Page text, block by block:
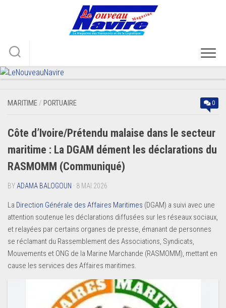
MARITIME / PORTUAIRE 0
Côte d’Ivoire/Prétendu malaise dans le secteur
maritime : La DGAM dément les déclarations du
RASMOMM (Communiqué)
BY ADAMA BALOGOUN · 8 MAI 2026
La Direction Générale des Affaires Maritimes (DGAM) a suivi avec une
attention soutenue les déclarations diffusées sur les réseaux sociaux,
et relayées par certains organes de presse, émanant de personnes
se réclamant du Rassemblement des Associations, Syndicats,
Mouvements et ONG de la Marine Marchande (RASMOMM), mettant en
cause les services des Affaires maritimes.